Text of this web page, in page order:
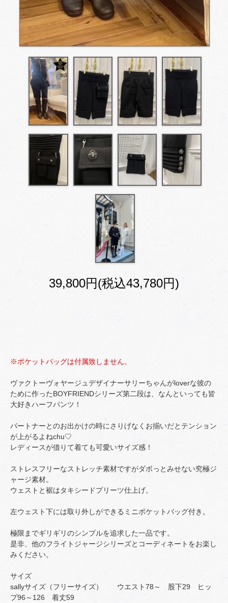
39,800円(税込43,780円)
※ポケットバッグは付属致しません。
ヴァクトーヴォヤージュデザイナーサリーちゃんがloverな彼の
ために作ったBOYFRIENDシリーズ第二段は、なんといっても皆
大好きハーフパンツ！
パートナーとのお出かけの時にさりげなくお揃いだとテンション
が上がるよねchu♡
レディースが借りて着ても可愛いサイズ感！
ストレスフリーなストレッチ素材ですがダボっとみせない究極ジ
ャージ素材。
ウェストと裾はタキシードプリーツ仕上げ。
左ウェスト下には取り外しができるミニポケットバッグ付き。
極限までギリギリのシンプルを追求した一品です。
是非、他のフライトジャージシリーズとコーディネートをお楽し
みください。
サイズ
sallyサイズ（フリーサイズ） ウエスト78～ 股下29 ヒッ
プ96～126 着丈59